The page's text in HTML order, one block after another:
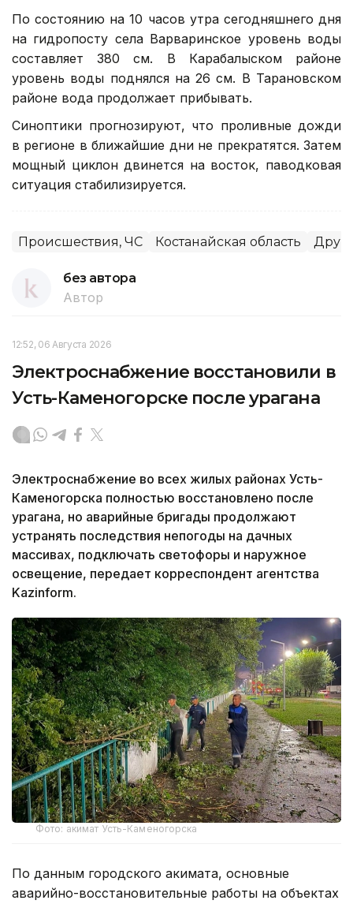
По состоянию на 10 часов утра сегодняшнего дня
на гидропосту села Варваринское уровень воды
составляет 380 см. В Карабалыском районе
уровень воды поднялся на 26 см. В Тарановском
районе вода продолжает прибывать.
Синоптики прогнозируют, что проливные дожди
в регионе в ближайшие дни не прекратятся. Затем
мощный циклон двинется на восток, паводковая
ситуация стабилизируется.
Происшествия, ЧС Костанайская область
без автора
Автор
12:52, 06 Августа 2026
Электроснабжение восстановили в
Усть-Каменогорске после урагана
Электроснабжение во всех жилых районах Усть-
Каменогорска полностью восстановлено после
урагана, но аварийные бригады продолжают
устранять последствия непогоды на дачных
массивах, подключать светофоры и наружное
освещение, передает корреспондент агентства
Kazinform.
Фото: акимат Усть-Каменогорска
По данным городского акимата, основные
аварийно-восстановительные работы на объектах